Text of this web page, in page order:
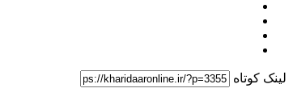
لینک کوتاه